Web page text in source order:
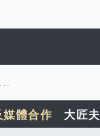
體合作 大匠